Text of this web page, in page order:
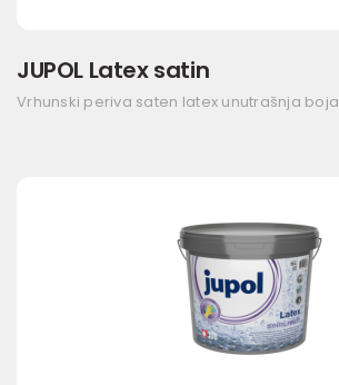
JUPOL Latex satin
Vrhunski periva saten latex unutrašnja boja